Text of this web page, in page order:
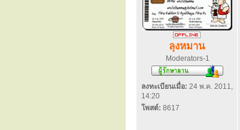
ลุงหมาน
Moderators-1
ลงทะเบียนเมื่อ: 24 พ.ค. 2011,
14:20
โพสต์: 8617